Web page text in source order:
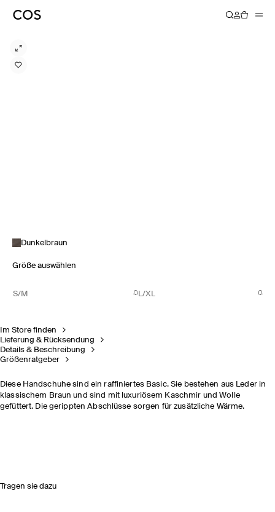
Dunkelbraun
Größe auswählen
S/M L/XL
Im Store finden
Lieferung & Rücksendung
Details & Beschreibung
Größenratgeber
Diese Handschuhe sind ein raffiniertes Basic. Sie bestehen aus Leder in
klassischem Braun und sind mit luxuriösem Kaschmir und Wolle
gefüttert. Die gerippten Abschlüsse sorgen für zusätzliche Wärme.
Tragen sie dazu